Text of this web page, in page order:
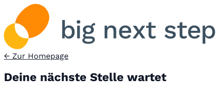
← Zur Homepage
Deine nächste Stelle wartet